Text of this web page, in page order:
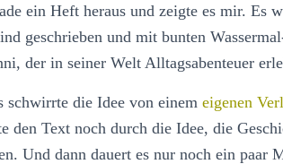
ein Heft heraus und zeigte es mir. Es
geschrieben und mit bunten
der in seiner Welt Alltagsabenteuer
schwirrte die Idee von einem eigenen
den Text noch durch die Idee, die
Und dann dauert es nur noch ein